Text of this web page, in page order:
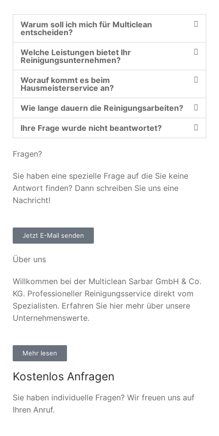
Warum soll ich mich für Multiclean
entscheiden?
Welche Leistungen bietet Ihr
Reinigungsunternehmen?
Worauf kommt es beim
Hausmeisterservice an?
Wie lange dauern die Reinigungsarbeiten?
Ihre Frage wurde nicht beantwortet?
Fragen?
Sie haben eine spezielle Frage auf die Sie keine
Antwort finden? Dann schreiben Sie uns eine
Nachricht!
Jetzt E-Mail senden
Über uns
Willkommen bei der Multiclean Sarbar GmbH & Co.
KG. Professioneller Reinigungsservice direkt vom
Spezialisten. Erfahren Sie hier mehr über unsere
Unternehmenswerte.
Mehr lesen
Kostenlos Anfragen
Sie haben individuelle Fragen? Wir freuen uns auf
Ihren Anruf.